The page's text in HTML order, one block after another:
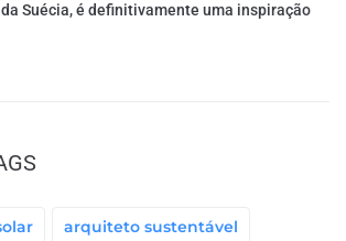
Suécia, é definitivamente uma inspiração
arquiteto sustentável